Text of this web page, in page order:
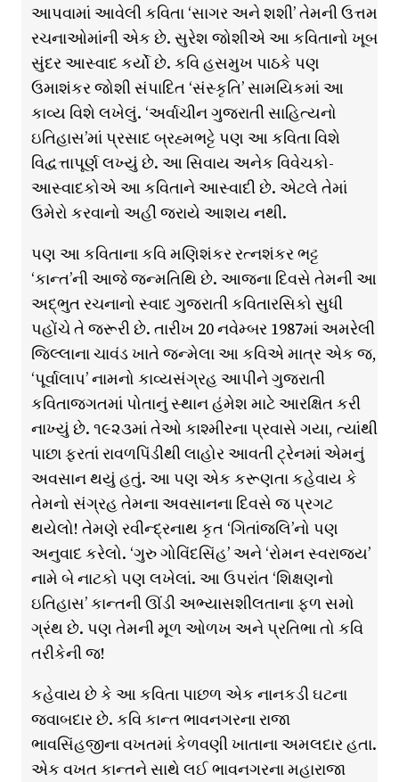
આપવામાં આવેલી કવિતા ‘સાગર અને શશી’ તેમની ઉત્તમ
રચનાઓમાંની એક છે. સુરેશ જોશીએ આ કવિતાનો ખૂબ
સુંદર આસ્વાદ કર્યો છે. કવિ હસમુખ પાઠકે પણ
ઉમાશંકર જોશી સંપાદિત ‘સંસ્કૃતિ’ સામયિકમાં આ
કાવ્ય વિશે લખેલું. ‘અર્વાચીન ગુજરાતી સાહિત્યનો
ઇતિહાસ’માં પ્રસાદ બ્રહ્મભટ્ટે પણ આ કવિતા વિશે
વિદ્વત્તાપૂર્ણ લખ્યું છે. આ સિવાય અનેક વિવેચકો-
આસ્વાદકોએ આ કવિતાને આસ્વાદી છે. એટલે તેમાં
ઉમેરો કરવાનો અહીં જરાયે આશય નથી.
પણ આ કવિતાના કવિ મણિશંકર રત્નશંકર ભટ્ટ
‘કાન્ત’ની આજે જન્મતિથિ છે. આજના દિવસે તેમની આ
અદ્ભુત રચનાનો સ્વાદ ગુજરાતી કવિતારસિકો સુધી
પહોંચે તે જરૂરી છે. તારીખ 20 નવેમ્બર 1987માં અમરેલી
જિલ્લાના ચાવંડ ખાતે જન્મેલા આ કવિએ માત્ર એક જ,
‘પૂર્વાલાપ’ નામનો કાવ્યસંગ્રહ આપીને ગુજરાતી
કવિતાજગતમાં પોતાનું સ્થાન હંમેશ માટે આરક્ષિત કરી
નાખ્યું છે. ૧૯૨૩માં તેઓ કાશ્મીરના પ્રવાસે ગયા, ત્યાંથી
પાછા ફરતાં રાવળપિંડીથી લાહોર આવતી ટ્રેનમાં એમનું
અવસાન થયું હતું. આ પણ એક કરૂણતા કહેવાય કે
તેમનો સંગ્રહ તેમના અવસાનના દિવસે જ પ્રગટ
થયેલો! તેમણે રવીન્દ્રનાથ કૃત ‘ગિતાંજલિ’નો પણ
અનુવાદ કરેલો. ‘ગુરુ ગોવિંદસિંહ’ અને ‘રોમન સ્વરાજ્ય’
નામે બે નાટકો પણ લખેલાં. આ ઉપરાંત ‘શિક્ષણનો
ઇતિહાસ’ કાન્તની ઊંડી અભ્યાસશીલતાના ફળ સમો
ગ્રંથ છે. પણ તેમની મૂળ ઓળખ અને પ્રતિભા તો કવિ
તરીકેની જ!
કહેવાય છે કે આ કવિતા પાછળ એક નાનકડી ઘટના
જવાબદાર છે. કવિ કાન્ત ભાવનગરના રાજા
ભાવસિંહજીના વખતમાં કેળવણી ખાતાના અમલદાર હતા.
એક વખત કાન્તને સાથે લ‌ઈ ભાવનગરના મહારાજા